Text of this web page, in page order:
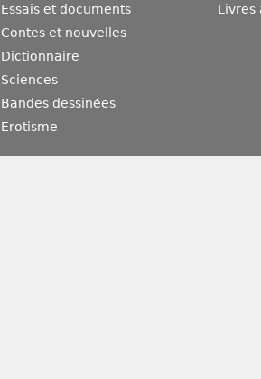
Essais et documents
Contes et nouvelles
Dictionnaire
Sciences
Bandes dessinées
Erotisme
Livres